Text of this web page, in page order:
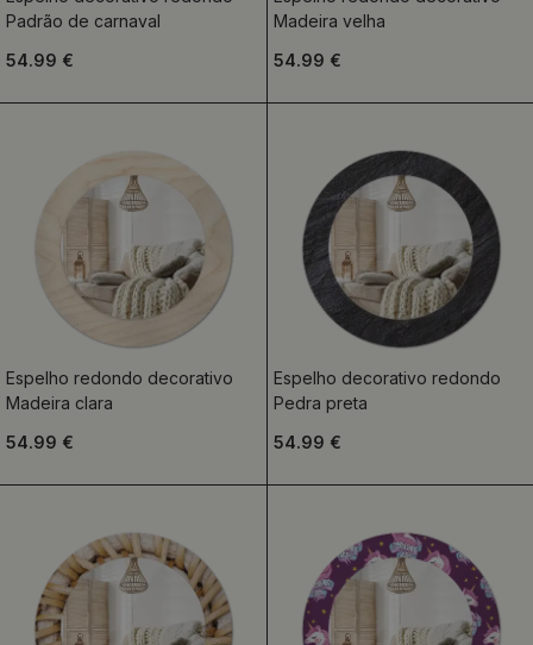
Padrão de carnaval
54.99 €
Madeira velha
54.99 €
Espelho redondo decorativo
Madeira clara
54.99 €
Espelho decorativo redondo
Pedra preta
54.99 €